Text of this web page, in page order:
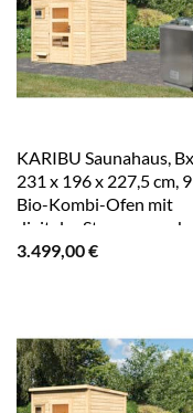
KARIBU Saunahaus,
231 x 196 x 227,5 cm,
Bio-Kombi-Ofen mit
digitaler Steuerung –
3.499,00€